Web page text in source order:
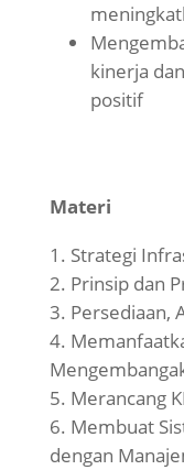
kinerja
positif
Materi
Strategi
Prinsip dan
Persediaan,
Merancang
Membuat
dengan